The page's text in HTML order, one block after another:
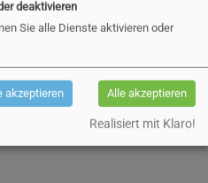
des
Pinneberg am
deaktivieren
Sie alle Dienste aktivieren oder
akzeptieren Alle akzeptieren
Realisiert mit Klaro!